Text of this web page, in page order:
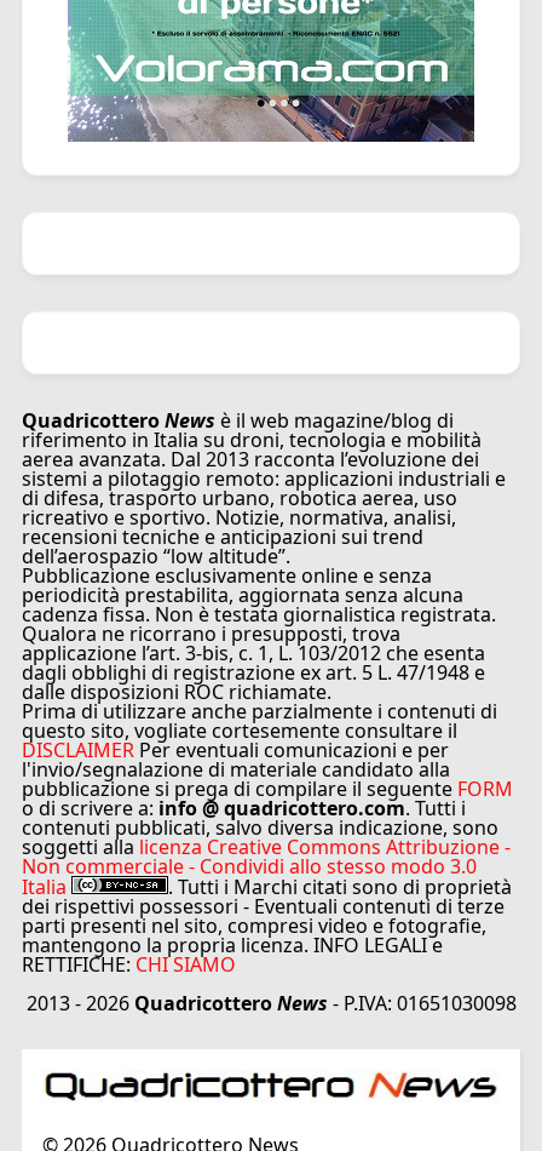
QuadricotteroNews è il web magazine/blog di
riferimento in Italia su droni, tecnologia e mobilità
aerea avanzata. Dal 2013 racconta l’evoluzione dei
sistemi a pilotaggio remoto: applicazioni industriali e
di difesa, trasporto urbano, robotica aerea, uso
ricreativo e sportivo. Notizie, normativa, analisi,
recensioni tecniche e anticipazioni sui trend
dell’aerospazio “low altitude”.
Pubblicazione esclusivamente online e senza
periodicità prestabilita, aggiornata senza alcuna
cadenza fissa. Non è testata giornalistica registrata.
Qualora ne ricorrano i presupposti, trova
applicazione l’art. 3-bis, c. 1, L. 103/2012 che esenta
dagli obblighi di registrazione ex art. 5 L. 47/1948 e
dalle disposizioni ROC richiamate.
Prima di utilizzare anche parzialmente i contenuti di
questo sito, vogliate cortesemente consultare il
DISCLAIMER Per eventuali comunicazioni e per
l'invio/segnalazione di materiale candidato alla
pubblicazione si prega di compilare il seguente FORM
o di scrivere a: info @ quadricottero.com. Tutti i
contenuti pubblicati, salvo diversa indicazione, sono
soggetti alla licenza Creative Commons Attribuzione -
Non commerciale - Condividi allo stesso modo 3.0
Italia . Tutti i Marchi citati sono di proprietà
dei rispettivi possessori - Eventuali contenuti di terze
parti presenti nel sito, compresi video e fotografie,
mantengono la propria licenza. INFO LEGALI e
RETTIFICHE: CHI SIAMO
2013 - 2026 QuadricotteroNews - P.IVA: 01651030098
© 2026Quadricottero News